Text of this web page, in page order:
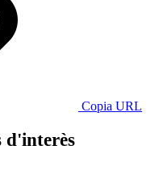
Copia URL
d'interès